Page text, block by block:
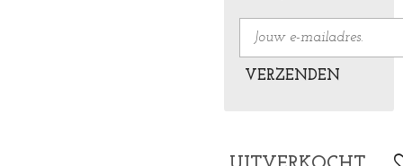
VERZENDEN